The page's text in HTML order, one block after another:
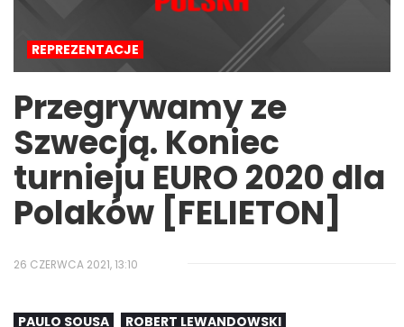
REPREZENTACJE
Przegrywamy ze
Szwecją. Koniec
turnieju EURO 2020 dla
Polaków [FELIETON]
26 CZERWCA 2021, 13:10
PAULO SOUSA
ROBERT LEWANDOWSKI